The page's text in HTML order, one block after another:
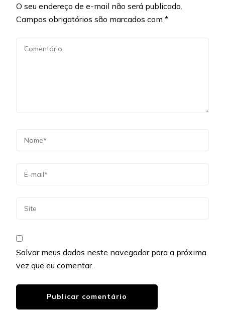
O seu endereço de e-mail não será publicado.
Campos obrigatórios são marcados com *
Salvar meus dados neste navegador para a próxima
vez que eu comentar.